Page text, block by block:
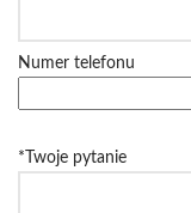
Numer telefonu
*Twoje pytanie